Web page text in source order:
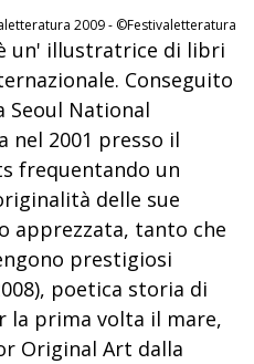
2009 - ©Festivaletteratura
un' illustratrice di libri
Conseguito
Seoul National
nel 2001 presso il
frequentando un
delle sue
apprezzata, tanto che
prestigiosi
poetica storia di
la prima volta il mare,
Original Art dalla